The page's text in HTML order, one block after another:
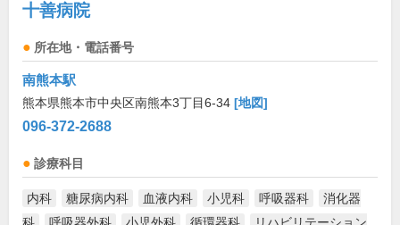
十善病院
所在地・電話番号
南熊本駅
熊本県熊本市中央区南熊本3丁目6-34 [地図]
096-372-2688
診療科目
内科 糖尿病内科 血液内科 小児科 呼吸器科
消化器